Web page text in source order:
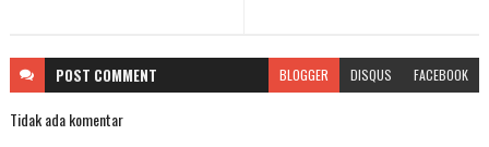
POST COMMENT BLOGGER DISQUS FACEBOOK
Tidak ada komentar